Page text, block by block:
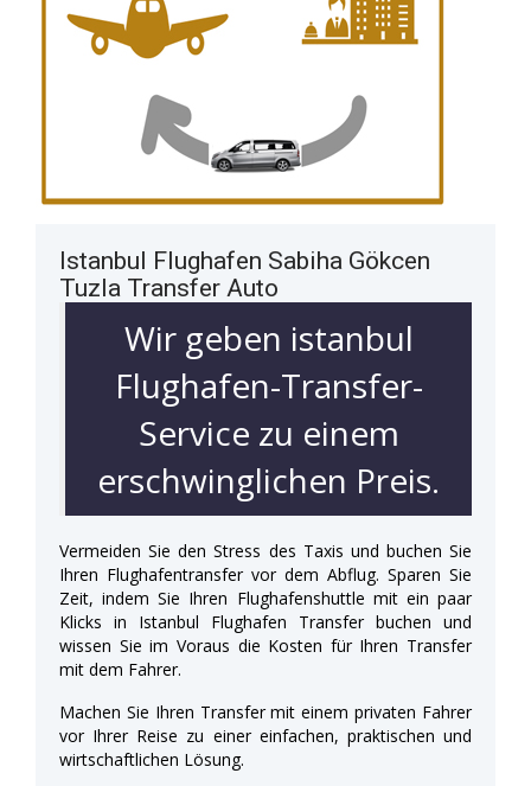
Istanbul Flughafen Sabiha Gökcen
Tuzla Transfer Auto
Wir geben istanbul
Flughafen-Transfer-
Service zu einem
erschwinglichen Preis.
Vermeiden Sie den Stress des Taxis und buchen Sie
Ihren Flughafentransfer vor dem Abflug. Sparen Sie
Zeit, indem Sie Ihren Flughafenshuttle mit ein paar
Klicks in Istanbul Flughafen Transfer buchen und
wissen Sie im Voraus die Kosten für Ihren Transfer
mit dem Fahrer.
Machen Sie Ihren Transfer mit einem privaten Fahrer
vor Ihrer Reise zu einer einfachen, praktischen und
wirtschaftlichen Lösung.